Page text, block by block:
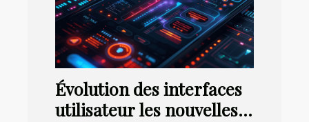
Évolution des interfaces
utilisateur les nouvelles